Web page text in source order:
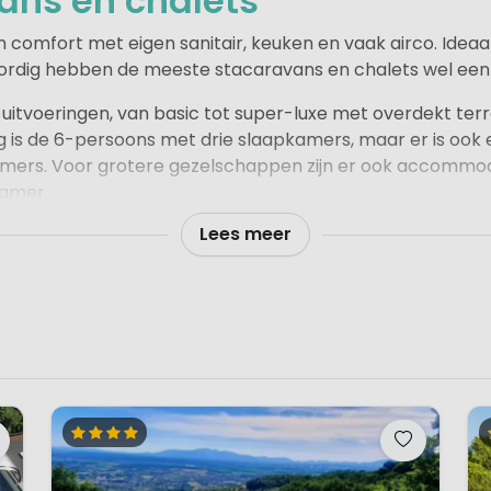
met eigen sanitair, keuken en vaak airco.
hebben de meeste stacaravans en chalets wel
uitvoeringen, van basic tot super-luxe met overdekt
is de 6-persoons met drie slaapkamers, maar er is ook
Voor grotere gezelschappen zijn er ook
comfort als stacaravans, maar hebben een andere
Lees meer